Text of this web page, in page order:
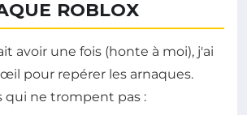
ROBLOX
avoir une fois (honte à moi), j'ai
pour repérer les arnaques.
qui ne trompent pas :